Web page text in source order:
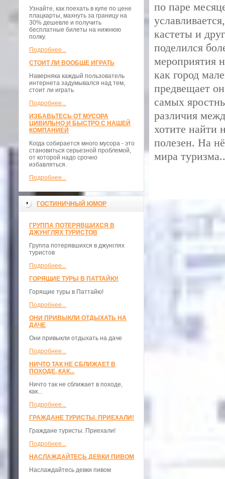
Узнайте, как поехать в купе по цене
плацкарты, махнуть за границу на
30% дешевле и получить
бесплатные билеты на нижнюю
полку.
Подробнее...
СТОИТ ЛИ ВООБЩЕ ИГРАТЬ
Наверняка каждый пользователь
интернета задумывался над тем,
стоит ли играть
Подробнее...
ИЗБАВЬТЕСЬ ОТ МУСОРА
ЦИВИЛЬНО И БЫСТРО С НАШЕЙ
КОМПАНИЕЙ
Когда собирается много мусора - это
становиться серьезной проблемой,
от которой надо срочно
избавляться.
Подробнее...
ГОСТИНИЧНЫЙ ЮМОР
ГРУППА ПОТЕРЯВШИХСЯ В
ДЖУНГЛЯХ ТУРИСТОВ
Группа потерявшихся в джунглях
туристов
Подробнее...
ГОРЯЩИЕ ТУРЫ В ПАТТАЙЮ!
Горящие туры в Паттайю!
Подробнее...
ОНИ ПРИВЫКЛИ ОТДЫХАТЬ НА
ДАЧЕ
Они привыкли отдыхать на даче
Подробнее...
НИЧТО ТАК НЕ СБЛИЖАЕТ В
ПОХОДЕ, КАК...
Ничто так не сближает в походе,
как...
Подробнее...
ГРАЖДАНЕ ТУРИСТЫ. ПРИЕХАЛИ!
Граждане туристы. Приехали!
Подробнее...
НАСЛАЖДАЙТЕСЬ ДЕВКИ ПИВОМ
Наслаждайтесь девки пивом
по паре
кастеты и
поделился
мероприятия
как город
предвещает
самых
различия
хотите найти
полезен. На
мира туризма..